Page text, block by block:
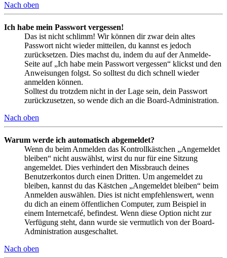
Nach oben
Ich habe mein Passwort vergessen!
Das ist nicht schlimm! Wir können dir zwar dein altes
Passwort nicht wieder mitteilen, du kannst es jedoch
zurücksetzen. Dies machst du, indem du auf der Anmelde-
Seite auf „Ich habe mein Passwort vergessen“ klickst und den
Anweisungen folgst. So solltest du dich schnell wieder
anmelden können.
Solltest du trotzdem nicht in der Lage sein, dein Passwort
zurückzusetzen, so wende dich an die Board-Administration.
Nach oben
Warum werde ich automatisch abgemeldet?
Wenn du beim Anmelden das Kontrollkästchen „Angemeldet
bleiben“ nicht auswählst, wirst du nur für eine Sitzung
angemeldet. Dies verhindert den Missbrauch deines
Benutzerkontos durch einen Dritten. Um angemeldet zu
bleiben, kannst du das Kästchen „Angemeldet bleiben“ beim
Anmelden auswählen. Dies ist nicht empfehlenswert, wenn
du dich an einem öffentlichen Computer, zum Beispiel in
einem Internetcafé, befindest. Wenn diese Option nicht zur
Verfügung steht, dann wurde sie vermutlich von der Board-
Administration ausgeschaltet.
Nach oben